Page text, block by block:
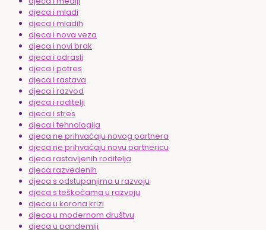
djeca i mladi
djeca i mladih
djeca i nova veza
djeca i novi brak
djeca i odrasli
djeca i potres
djeca i rastava
djeca i razvod
djeca i roditelji
djeca i stres
djeca i tehnologija
djeca ne prihvaćaju novog partnera
djeca ne prihvaćaju novu partnericu
djeca rastavljenih roditelja
djeca razvedenih
djeca s odstupanjima u razvoju
djeca s teškoćama u razvoju
djeca u korona krizi
djeca u modernom društvu
djeca u pandemiji